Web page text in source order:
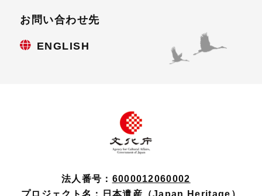
お問い合わせ先
ENGLISH
法人番号： 6000012060002